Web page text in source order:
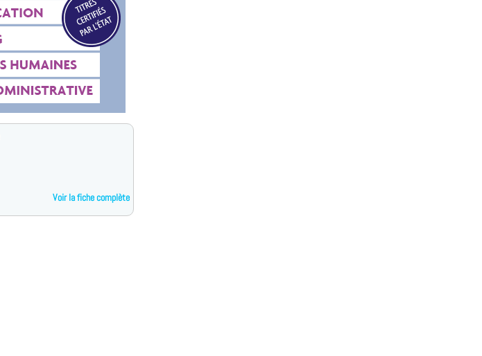
Voir la fiche complète